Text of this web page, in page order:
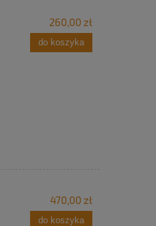
260,00 zł
do koszyka
470,00 zł
do koszyka